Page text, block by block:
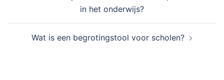
in het onderwijs?
Wat is een begrotingstool voor scholen?